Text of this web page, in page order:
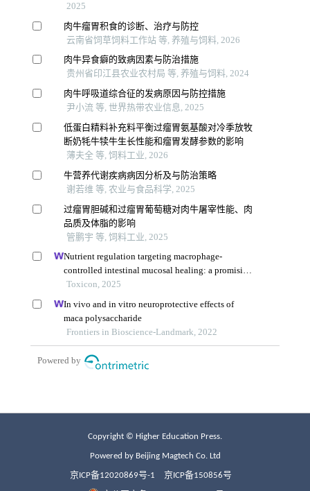
Copyright © Higher Education Press.
Powered by Beijing Magtech Co. Ltd
京ICP备12020869号-1 京ICP备150856号